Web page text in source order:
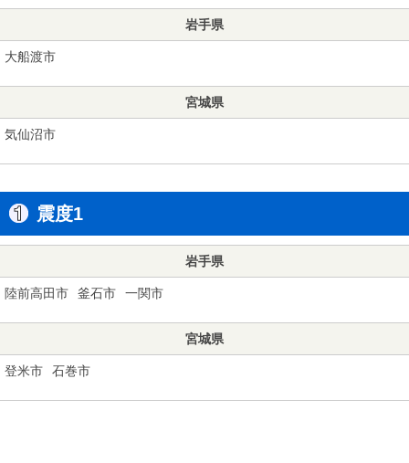
岩手県
大船渡市
宮城県
気仙沼市
震度1
岩手県
陸前高田市 釜石市 一関市
宮城県
登米市 石巻市